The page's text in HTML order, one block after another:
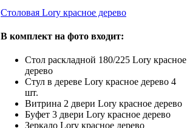
Столовая Lory красное дерево
В комплект на фото входит:
Стол раскладной 180/225 Lory красное
дерево
Стул в дереве Lory красное дерево 4
шт.
Витрина 2 двери Lory красное дерево
Буфет 3 двери Lory красное дерево
Зеркало Lory красное дерево